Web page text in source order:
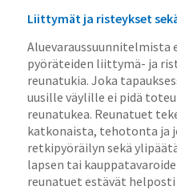
Liittymät ja risteykset
Aluevaraussuunnitelmista
pyöräteiden liittymä- ja
reunatukia. Joka
uusille väylille ei pidä
reunatukea. Reunatuet
katkonaista, tehotonta ja
retkipyöräilyn sekä
lapsen tai
reunatuet estävät helposti